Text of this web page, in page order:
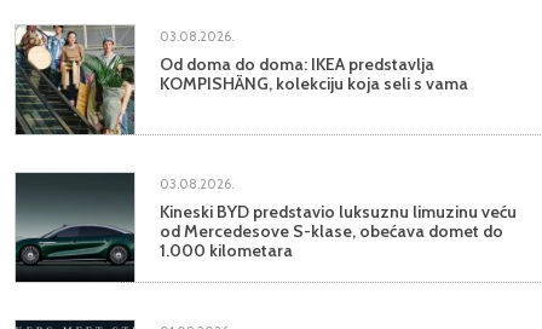
03.08.2026.
Od doma do doma: IKEA predstavlja
KOMPISHÄNG, kolekciju koja seli s vama
03.08.2026.
Kineski BYD predstavio luksuznu limuzinu veću
od Mercedesove S-klase, obećava domet do
1.000 kilometara